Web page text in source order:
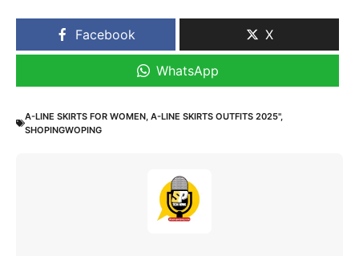
Facebook X
WhatsApp
A-LINE SKIRTS FOR WOMEN, A-LINE SKIRTS OUTFITS 2025",
SHOPINGWOPING